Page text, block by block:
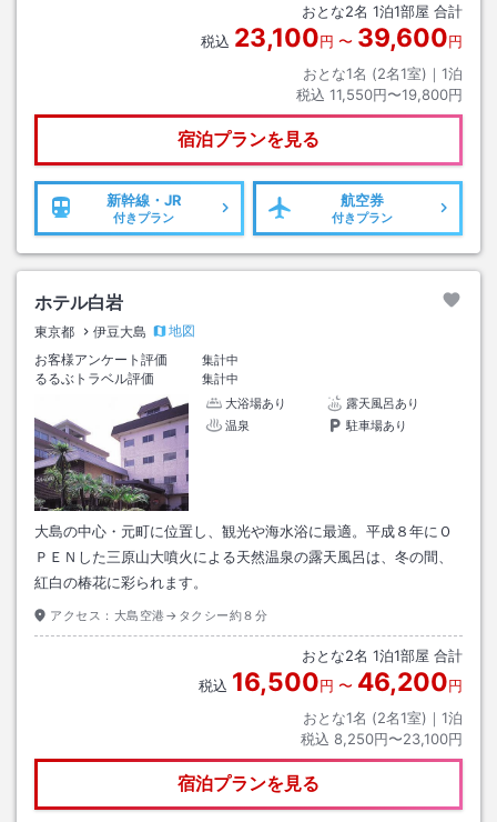
おとな2名 1泊1部屋 合計
税込 23,100円 〜 39,600円
おとな1名 (2名1室)｜ 1泊
税込 11,550円〜19,800円
宿泊プランを見る
新幹線・JR
付きプラン
航空券
付きプラン
ホテル白岩
東京都 伊豆大島
地図
お客様アンケート評価
集計中
るるぶトラベル評価
集計中
大浴場あり
露天風呂あり
温泉
駐車場あり
大島の中心・元町に位置し、観光や海水浴に最適。平成８年にＯ
ＰＥＮした三原山大噴火による天然温泉の露天風呂は、冬の間、
紅白の椿花に彩られます。
アクセス： 大島空港→タクシー約８分
おとな2名 1泊1部屋 合計
税込 16,500円 〜 46,200円
おとな1名 (2名1室)｜ 1泊
税込 8,250円〜23,100円
宿泊プランを見る